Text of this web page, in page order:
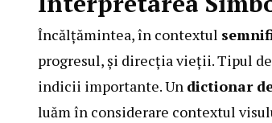
Încălțămintea, în contextul
progresul, și direcția vieții. Tipul
indicii importante. Un dictionar
luăm în considerare contextul